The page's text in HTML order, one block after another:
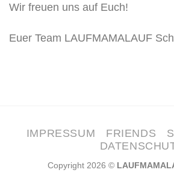
Wir freuen uns auf Euch!
Euer Team LAUFMAMALAUF
IMPRESSUM FRIENDS
Copyright 2026 ©